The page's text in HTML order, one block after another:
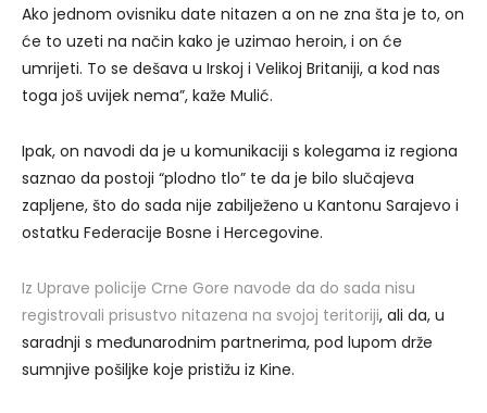
Ako jednom ovisniku date nitazen a on ne zna šta je to, on
će to uzeti na način kako je uzimao heroin, i on će
umrijeti. To se dešava u Irskoj i Velikoj Britaniji, a kod nas
toga još uvijek nema”, kaže Mulić.
Ipak, on navodi da je u komunikaciji s kolegama iz regiona
saznao da postoji “plodno tlo” te da je bilo slučajeva
zapljene, što do sada nije zabilježeno u Kantonu Sarajevo i
ostatku Federacije Bosne i Hercegovine.
Iz Uprave policije Crne Gore navode da do sada nisu
registrovali prisustvo nitazena na svojoj teritoriji, ali da, u
saradnji s međunarodnim partnerima, pod lupom drže
sumnjive pošiljke koje pristižu iz Kine.